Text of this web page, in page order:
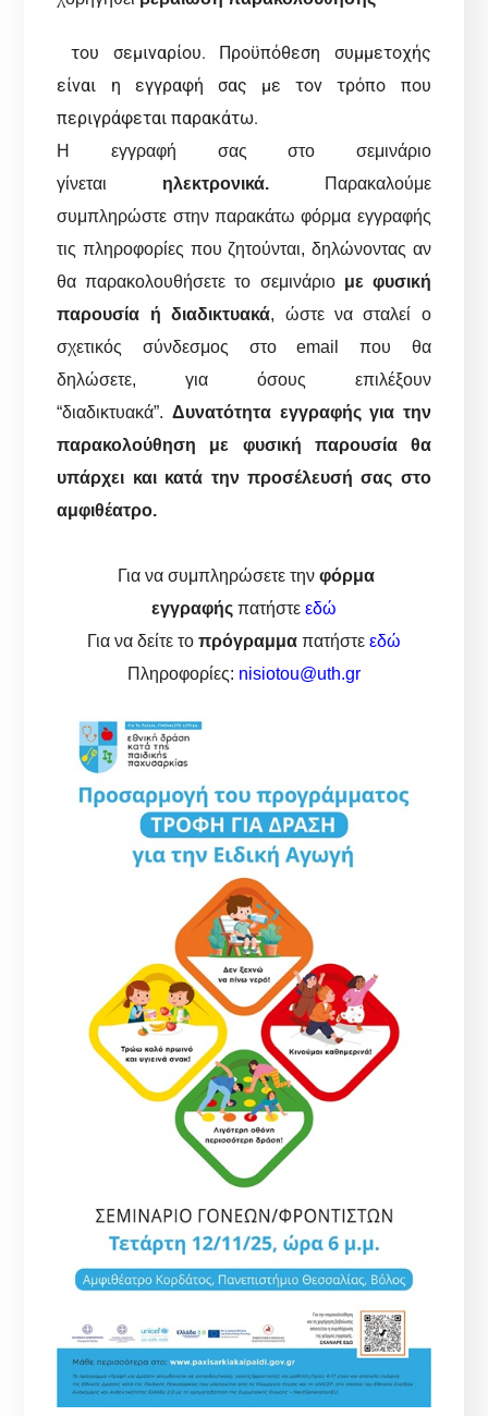
του σεμιναρίου. Προϋπόθεση συμμετοχής
είναι η εγγραφή σας με τον τρόπο που
περιγράφεται παρακάτω.
Η εγγραφή σας στο σεμινάριο
γίνεται ηλεκτρονικά.
Παρακαλούμε
συμπληρώστε στην παρακάτω φόρμα εγγραφής
τις πληροφορίες που ζητούνται, δηλώνοντας αν
θα παρακολουθήσετε το σεμινάριο με φυσική
παρουσία ή διαδικτυακά, ώστε να σταλεί ο
σχετικός σύνδεσμος στο email που θα
δηλώσετε, για όσους επιλέξουν
“διαδικτυακά”. Δυνατότητα εγγραφής για την
παρακολούθηση με φυσική παρουσία θα
υπάρχει και κατά την προσέλευσή σας στο
αμφιθέατρο.
Για να συμπληρώσετε την φόρμα
εγγραφής πατήστε εδώ
Για να δείτε το πρόγραμμα πατήστε εδώ
Πληροφορίες: nisiotou@uth.gr